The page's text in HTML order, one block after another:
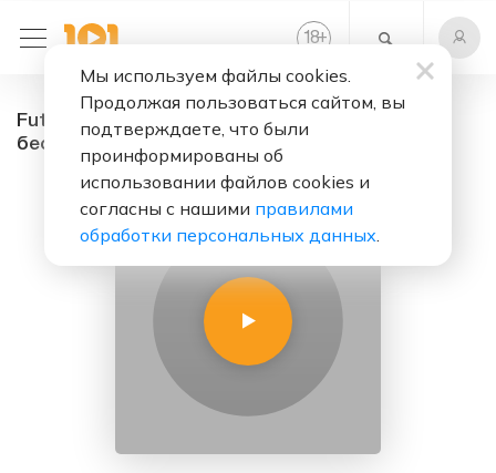
18+
Future House VIP - радио онлайн. Слушать
бесплатно
Мы используем файлы cookies.
Продолжая пользоваться сайтом, вы
подтверждаете, что были
проинформированы об
использовании файлов cookies и
согласны с нашими правилами
обработки персональных данных.